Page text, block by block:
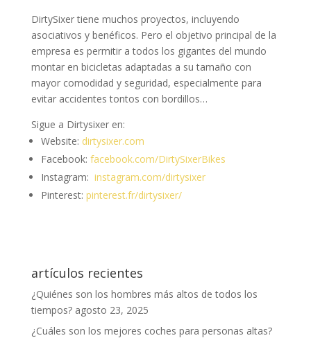
DirtySixer tiene muchos proyectos, incluyendo
asociativos y benéficos. Pero el objetivo principal de la
empresa es permitir a todos los gigantes del mundo
montar en bicicletas adaptadas a su tamaño con
mayor comodidad y seguridad, especialmente para
evitar accidentes tontos con bordillos…
Sigue a Dirtysixer en:
Website: dirtysixer.com
Facebook: facebook.com/DirtySixerBikes
Instagram: instagram.com/dirtysixer
Pinterest: pinterest.fr/dirtysixer/
artículos recientes
¿Quiénes son los hombres más altos de todos los
tiempos? agosto 23, 2025
¿Cuáles son los mejores coches para personas altas?